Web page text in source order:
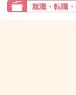
就職・転職